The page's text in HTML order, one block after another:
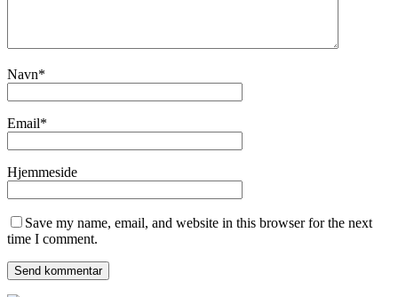
Navn*
Email*
Hjemmeside
Save my name, email, and website in this browser for the next
time I comment.